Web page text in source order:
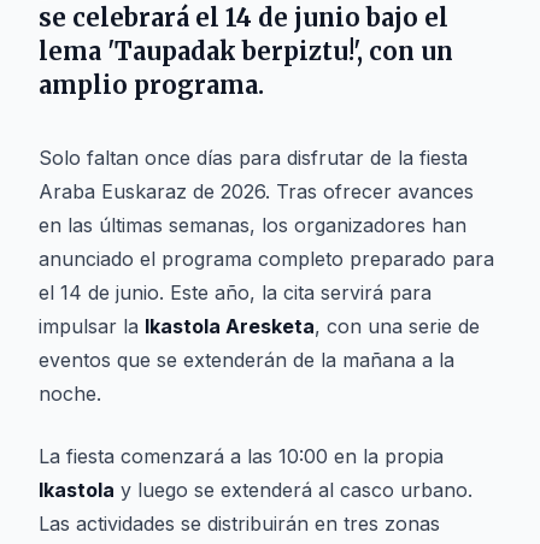
se celebrará el 14 de junio bajo el
lema 'Taupadak berpiztu!', con un
amplio programa.
Solo faltan once días para disfrutar de la fiesta
Araba Euskaraz de 2026. Tras ofrecer avances
en las últimas semanas, los organizadores han
anunciado el programa completo preparado para
el 14 de junio. Este año, la cita servirá para
impulsar la Ikastola Aresketa, con una serie de
eventos que se extenderán de la mañana a la
noche.
La fiesta comenzará a las 10:00 en la propia
Ikastola y luego se extenderá al casco urbano.
Las actividades se distribuirán en tres zonas